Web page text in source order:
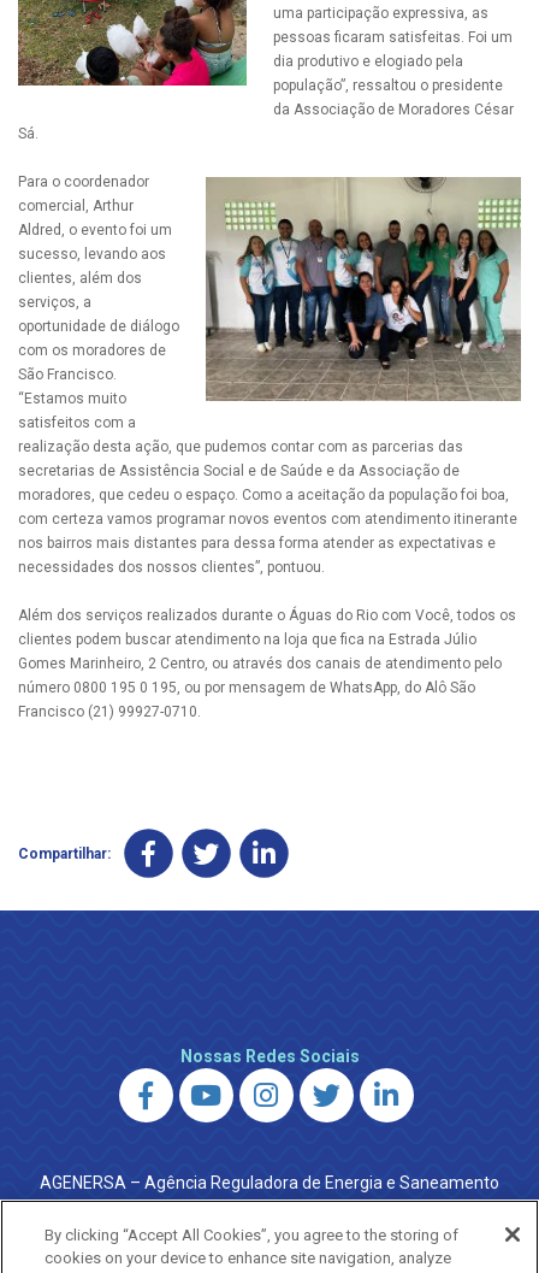
uma participação expressiva, as
pessoas ficaram satisfeitas. Foi um
dia produtivo e elogiado pela
população”, ressaltou o presidente
da Associação de Moradores César
Sá.
Para o coordenador
comercial, Arthur
Aldred, o evento foi um
sucesso, levando aos
clientes, além dos
serviços, a
oportunidade de diálogo
com os moradores de
São Francisco.
“Estamos muito
satisfeitos com a
realização desta ação, que pudemos contar com as parcerias das
secretarias de Assistência Social e de Saúde e da Associação de
moradores, que cedeu o espaço. Como a aceitação da população foi boa,
com certeza vamos programar novos eventos com atendimento itinerante
nos bairros mais distantes para dessa forma atender as expectativas e
necessidades dos nossos clientes”, pontuou.
Além dos serviços realizados durante o Águas do Rio com Você, todos os
clientes podem buscar atendimento na loja que fica na Estrada Júlio
Gomes Marinheiro, 2 Centro, ou através dos canais de atendimento pelo
número 0800 195 0 195, ou por mensagem de WhatsApp, do Alô São
Francisco (21) 99927-0710.
Compartilhar:
Nossas Redes Sociais
AGENERSA – Agência Reguladora de Energia e Saneamento
do Estado do Rio de Janeiro
0800 024 9040 · (21) 2332-6457 (WhatsApp) ·
ouvidoria@agenersa.rj.gov.br/ouvidoria.agenersa@gmail.com
By clicking “Accept All Cookies”, you agree to the storing of
cookies on your device to enhance site navigation, analyze